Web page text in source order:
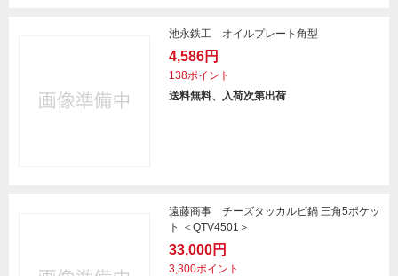
池永鉄工 オイルプレート角型
4,586円
138ポイント
送料無料、入荷次第出荷
遠藤商事 チーズタッカルビ鍋 三角5ポケッ
ト ＜QTV4501＞
33,000円
3,300ポイント